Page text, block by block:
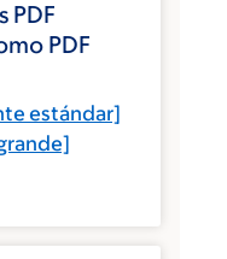
PDF
PDF
estándar]